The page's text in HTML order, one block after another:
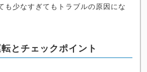
も少なすぎてもトラブルの原因にな
とチェックポイント